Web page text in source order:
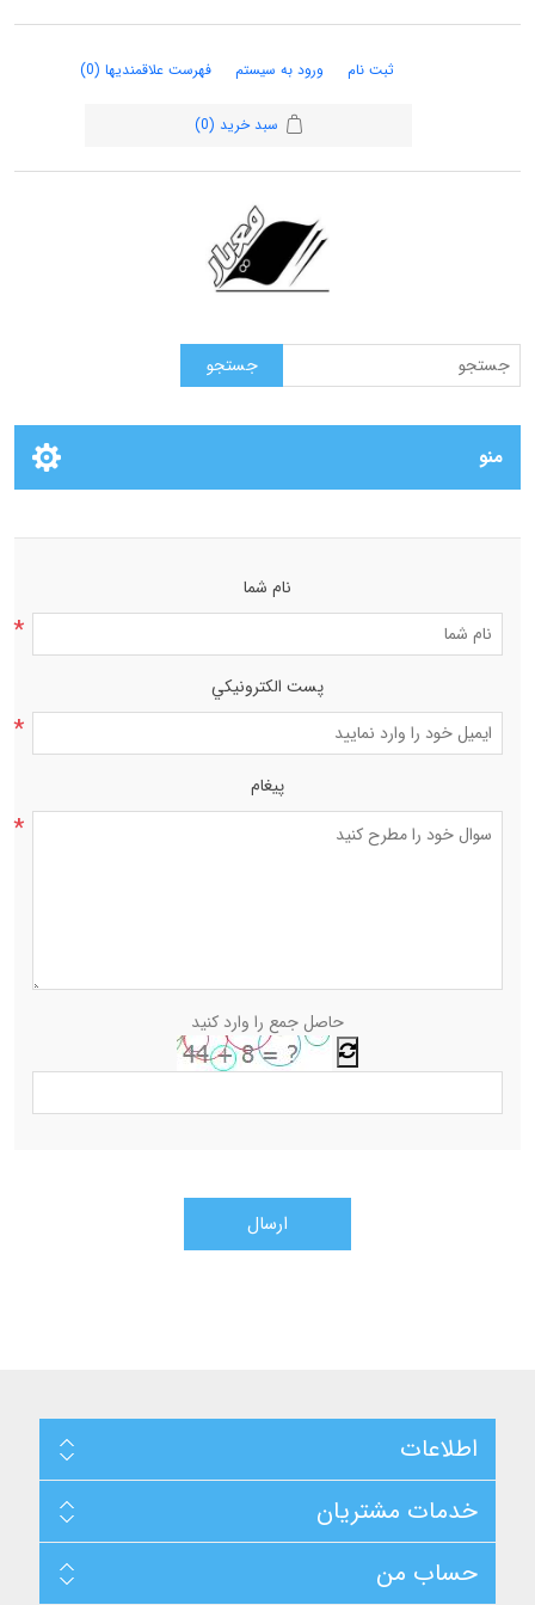
ثبت نام ورود به سیستم فهرست علاقمندیها (0)
سبد خرید (0)
منو
نام شما
*
پست الكترونيكي
*
پیغام
*
حاصل جمع را وارد کنید
اطلاعات
خدمات مشتریان
حساب من